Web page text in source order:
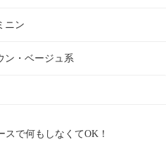
ニン
ン・ベージュ系
で何もしなくてOK！